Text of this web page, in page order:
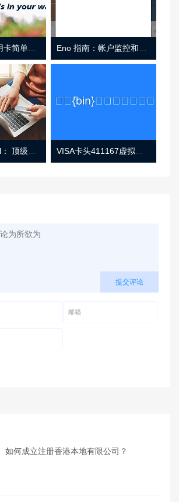
资本一虚拟信用卡简单介绍
条纹 vs PayPal： 顶级功能， 定价 （和更多！ VISA卡头411167虚拟卡基础信息
提交评论
如何成立注册香港本地有限公司？